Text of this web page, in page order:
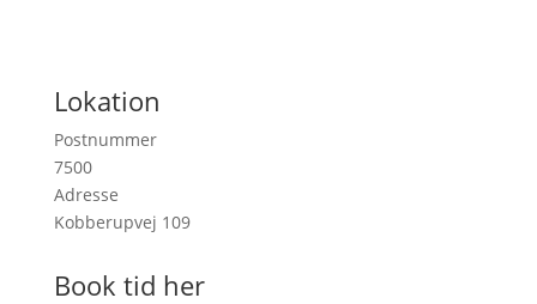
Lokation
Postnummer
7500
Adresse
Kobberupvej 109
Book tid her